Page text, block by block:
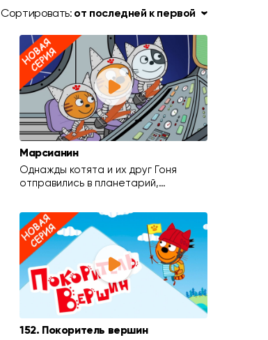
Сортировать: от последней к первой
Марсианин
Однажды котята и их друг Гоня
отправились в планетарий,…
152. Покоритель вершин